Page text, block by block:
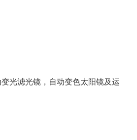
光滤光镜，自动变色太阳镜及运